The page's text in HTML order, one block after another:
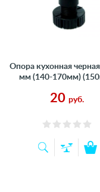
Опора кухонная
мм (140-170мм)
20 руб.